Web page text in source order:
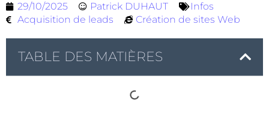
29/10/2025 Patrick DUHAUT
Infos
Acquisition de leads
Création de sites Web
TABLE DES MATIÈRES